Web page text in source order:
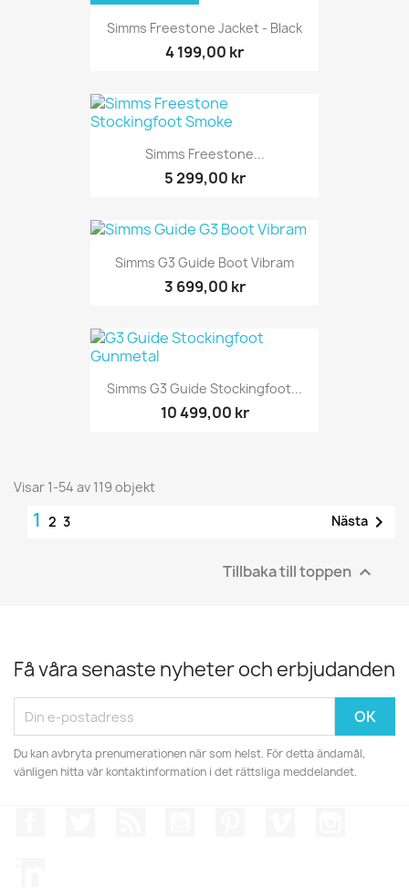
Simms Freestone Jacket - Black
4 199,00 kr
Simms Freestone...
5 299,00 kr
Simms G3 Guide Boot Vibram
3 699,00 kr
Simms G3 Guide Stockingfoot...
10 499,00 kr
Visar 1-54 av 119 objekt
1 2 3 Nästa 
Tillbaka till toppen 
Få våra senaste nyheter och erbjudanden
Du kan avbryta prenumerationen när som helst. För detta ändamål,
vänligen hitta vår kontaktinformation i det rättsliga meddelandet.